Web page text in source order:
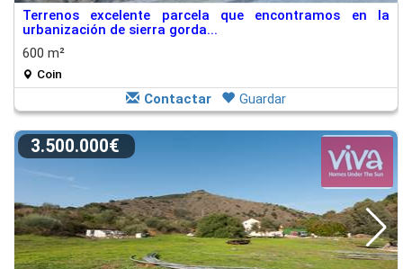
Terrenos excelente parcela que encontramos en la
urbanización de sierra gorda...
600 m²
Coin
Contactar Guardar
3.500.000€